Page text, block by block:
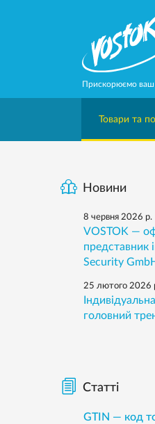
Прискорюємо ваш
Товари та
Новини
8 червня 2026 р.
VOSTOK —
представник
Security
25 лютого 2026
головний
Статті
GTIN — код